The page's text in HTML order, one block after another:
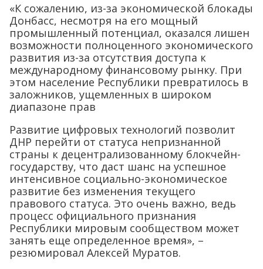
«К сожалению, из-за экономической блокады
Донбасс, несмотря на его мощный
промышленный потенциал, оказался лишен
возможности полноценного экономического
развития из-за отсутствия доступа к
международному финансовому рынку. При
этом население Республики превратилось в
заложников, ущемленных в широком
диапазоне прав
Развитие цифровых технологий позволит
ДНР перейти от статуса непризнанной
страны к децентрализованному блокчейн-
государству, что даст шанс на успешное
интенсивное социально-экономическое
развитие без изменения текущего
правового статуса. Это очень важно, ведь
процесс официального признания
Республики мировым сообществом может
занять еще определенное время», –
резюмировал Алексей Муратов.